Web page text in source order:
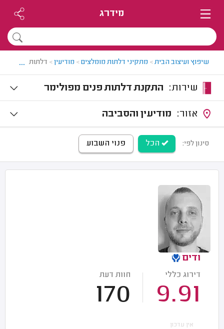
מידרג
שיפוץ ועיצוב הבית> מתקיני דלתות מומלצים> מודיעין> דלתות פנים
...
התקנת דלתות פנים מפולימר
מודיעין והסביבה
סינון לפי: הכל פנוי השבוע
ודים
דירוג כללי
9.91
חוות דעת
170
אין עדכון